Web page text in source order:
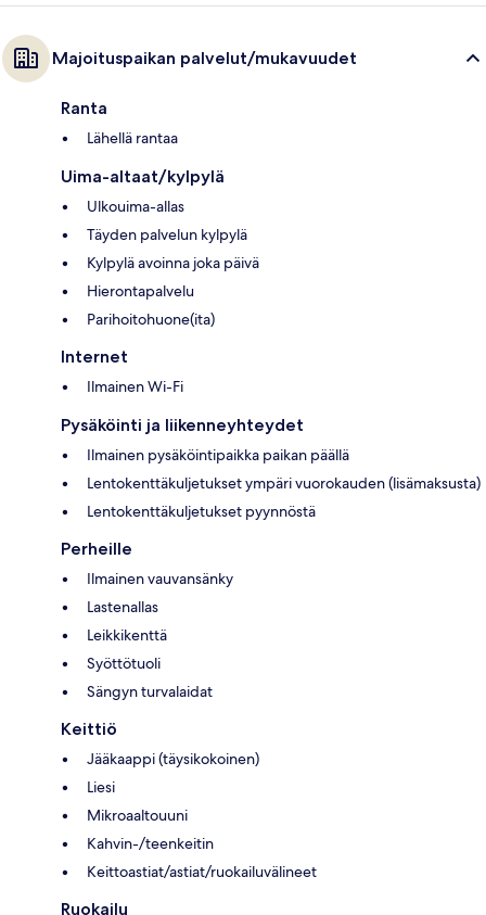
Majoituspaikan palvelut/mukavuudet
Ranta
Lähellä rantaa
Uima-altaat/kylpylä
Ulkouima-allas
Täyden palvelun kylpylä
Kylpylä avoinna joka päivä
Hierontapalvelu
Parihoitohuone(ita)
Internet
Ilmainen Wi-Fi
Pysäköinti ja liikenneyhteydet
Ilmainen pysäköintipaikka paikan päällä
Lentokenttäkuljetukset ympäri vuorokauden (lisämaksusta)
Lentokenttäkuljetukset pyynnöstä
Perheille
Ilmainen vauvansänky
Lastenallas
Leikkikenttä
Syöttötuoli
Sängyn turvalaidat
Keittiö
Jääkaappi (täysikokoinen)
Liesi
Mikroaaltouuni
Kahvin-/teenkeitin
Keittoastiat/astiat/ruokailuvälineet
Ruokailu